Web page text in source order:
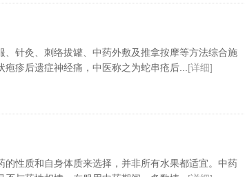
针灸、刺络拔罐、中药外敷及推拿按摩等方法综合施
疹后遗症神经痛，中医称之为蛇串疮后... [详细]
性质和自身体质来选择，并非所有水果都适宜。中药